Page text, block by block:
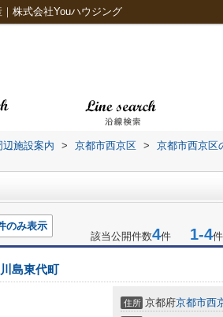
株式会社Youハウジング
辺施設案内 > 京都市西京区 > 京都市西京区
のみ表示
該当公開件数4件 1-4
島東代町
住所 京都府京都市西